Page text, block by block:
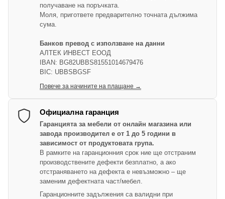
получаване на поръчката.
Моля, пригответе предварително точната дължима
сума.
Банков превод с използване на данни
АЛТЕК ИНВЕСТ ЕООД
IBAN: BG82UBBS81551014679476
BIC: UBBSBGSF
Повече за начините на плащане →
Официална гаранция
Гаранцията за мебели от онлайн магазина или
завода производител е от 1 до 5 години в
зависимост от продуктовата група.
В рамките на гаранционния срок ние ще отстраним
производствените дефекти безплатно, а ако
отстраняването на дефекта е невъзможно – ще
заменим дефектната част/мебел.
Гаранционните задължения са валидни при